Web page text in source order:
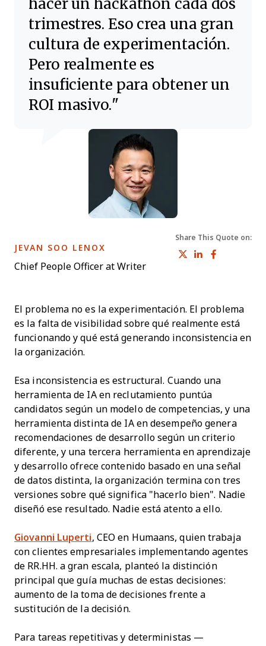
trimestres. Eso crea una gran
cultura de experimentación.
Pero realmente es
insuficiente para obtener un
ROI masivo.
Share This Quote on:
Share on
Share
JEVAN SOO LENOX
Chief People Officer at Writer
El problema no es la experimentación. El problema
es la falta de visibilidad sobre qué realmente está
funcionando y qué está generando inconsistencia en
la organización.
Esa inconsistencia es estructural. Cuando una
herramienta de IA en reclutamiento puntúa
candidatos según un modelo de competencias, y una
herramienta distinta de IA en desempeño genera
recomendaciones de desarrollo según un criterio
diferente, y una tercera herramienta en aprendizaje
y desarrollo ofrece contenido basado en una señal
de datos distinta, la organización termina con tres
versiones sobre qué significa "hacerlo bien". Nadie
diseñó ese resultado. Nadie está atento a ello.
Giovanni Luperti, CEO en Humaans, quien trabaja
con clientes empresariales implementando agentes
de RR.HH. a gran escala, planteó la distinción
principal que guía muchas de estas decisiones:
aumento de la toma de decisiones frente a
sustitución de la decisión.
Para tareas repetitivas y deterministas —